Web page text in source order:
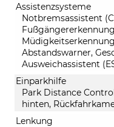
Assistenzsysteme
Notbremsassistent
Abstandswarner,
Ausweichassistent
Einparkhilfe
Park Distance
hinten,
Lenkung